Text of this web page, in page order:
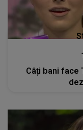
Câți bani face